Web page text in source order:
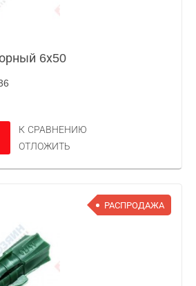
6х50
К СРАВНЕНИЮ
ОТЛОЖИТЬ
РАСПРОДАЖА